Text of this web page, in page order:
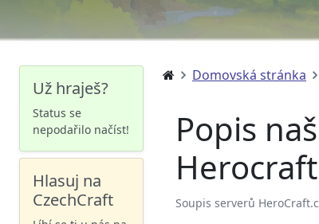
Už hraješ?
Status se
nepodařilo načíst!
Hlasuj na
CzechCraft
Domovská stránka
Popis
Soupis serverů